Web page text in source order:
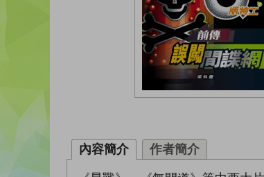
內容簡介 作者簡介